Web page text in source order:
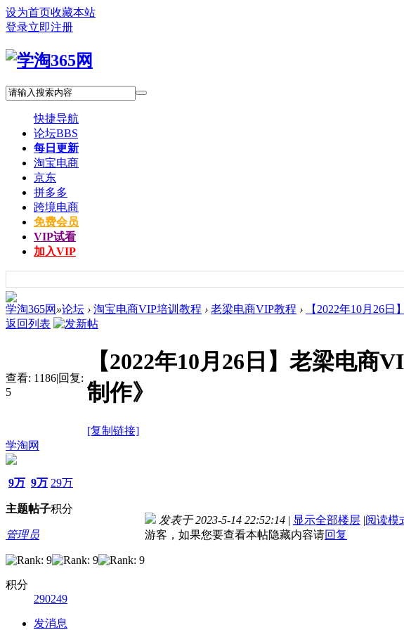
设为首页收藏本站
登录立即注册
快捷导航
论坛BBS
每日更新
淘宝电商
京东
拼多多
跨境电商
免费会员
VIP试看
加入VIP
学淘365网 »论坛 › 淘宝电商VIP培训教程 › 老梁电商VIP教程 ›
【2022年10月26
返回列表
查看: 1186|回复:
5
【2022年10月26日】老梁电商
制作》
[复制链接]
学淘网
9万
主题
9万
帖子
29万
积分
管理员
积分
290249
发消息
发表于 2023-5-14 22:52:14 | 显示全部楼层 |阅读模
游客，如果您要查看本帖隐藏内容请回复